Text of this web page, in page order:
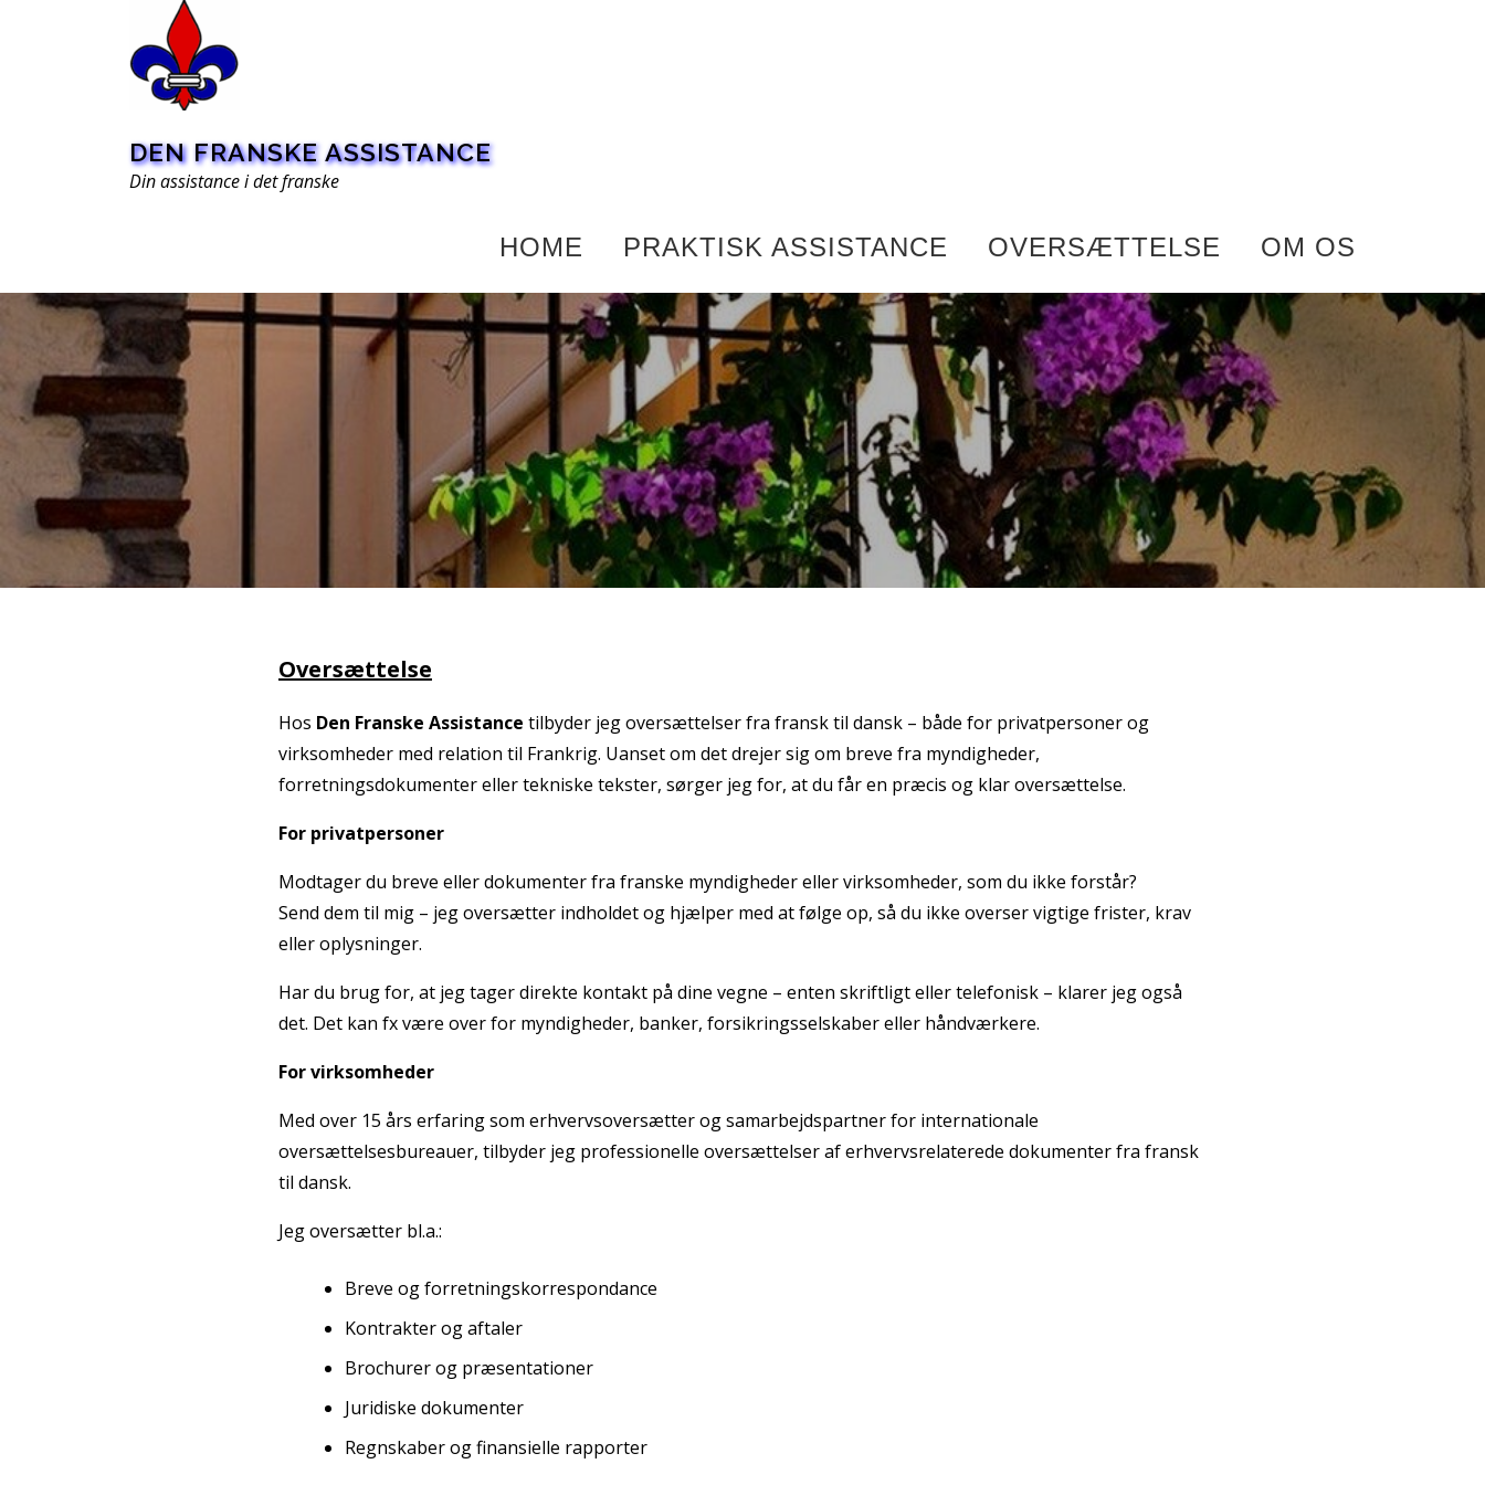
DEN FRANSKE ASSISTANCE
Din assistance i det franske
HOME PRAKTISK ASSISTANCE OVERSÆTTELSE OM OS
Oversættelse
Hos Den Franske Assistance tilbyder jeg oversættelser fra fransk til dansk – både for privatpersoner og
virksomheder med relation til Frankrig. Uanset om det drejer sig om breve fra myndigheder,
forretningsdokumenter eller tekniske tekster, sørger jeg for, at du får en præcis og klar oversættelse.
For privatpersoner
Modtager du breve eller dokumenter fra franske myndigheder eller virksomheder, som du ikke forstår?
Send dem til mig – jeg oversætter indholdet og hjælper med at følge op, så du ikke overser vigtige frister, krav
eller oplysninger.
Har du brug for, at jeg tager direkte kontakt på dine vegne – enten skriftligt eller telefonisk – klarer jeg også
det. Det kan fx være over for myndigheder, banker, forsikringsselskaber eller håndværkere.
For virksomheder
Med over 15 års erfaring som erhvervsoversætter og samarbejdspartner for internationale
oversættelsesbureauer, tilbyder jeg professionelle oversættelser af erhvervsrelaterede dokumenter fra fransk
til dansk.
Jeg oversætter bl.a.:
Breve og forretningskorrespondance
Kontrakter og aftaler
Brochurer og præsentationer
Juridiske dokumenter
Regnskaber og finansielle rapporter